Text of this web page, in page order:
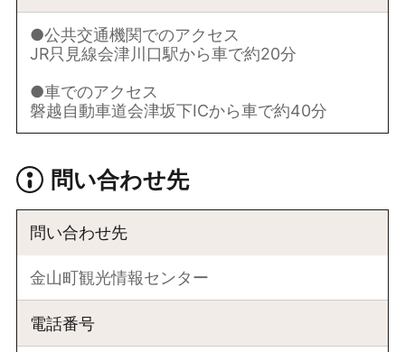
●公共交通機関でのアクセス
JR只見線会津川口駅から車で約20分
●車でのアクセス
磐越自動車道会津坂下ICから車で約40分
問い合わせ先
問い合わせ先
金山町観光情報センター
電話番号